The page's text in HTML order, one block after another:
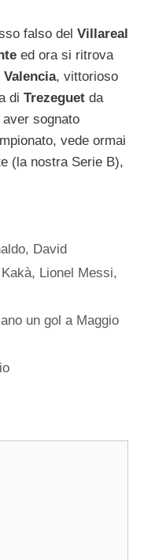
falso del Villareal
ed ora si ritrova
Valencia, vittorioso
di Trezeguet da
sognato
vede ormai
(la nostra Serie B),
, David
Kakà, Lionel Messi,
un gol a Maggio